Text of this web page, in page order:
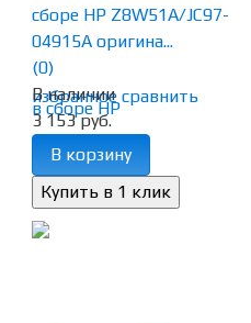
избранное сравнить
сборе HP Z8W51A/JC97-
04915A оригина...
(0)
В наличии
3 153 руб.
В корзину